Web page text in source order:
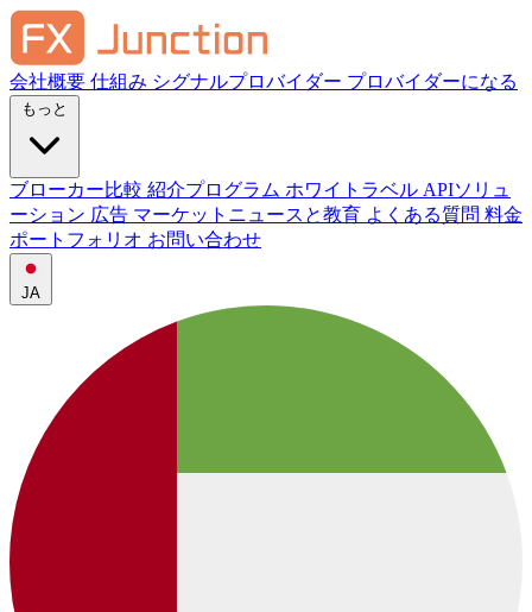
会社概要 仕組み シグナルプロバイダー プロバイダーになる
ブローカー比較 紹介プログラム ホワイトラベル APIソリュ
ーション 広告 マーケットニュースと教育 よくある質問 料金
ポートフォリオ お問い合わせ
JA